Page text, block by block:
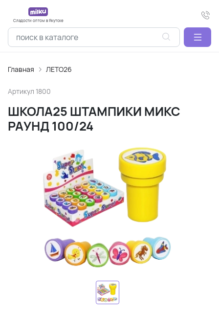
Сладости оптом в Якутске
Главная ЛЕТО26
Артикул 1800
ШКОЛА25 ШТАМПИКИ МИКС
РАУНД 100/24